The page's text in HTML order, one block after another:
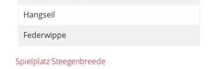
Hangseil
Federwippe
Spielplatz Steegenbreede